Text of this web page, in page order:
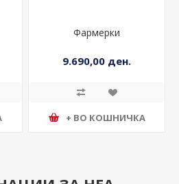
Фармерки
9.690,00 ден.
+ ВО КОШНИЧКА